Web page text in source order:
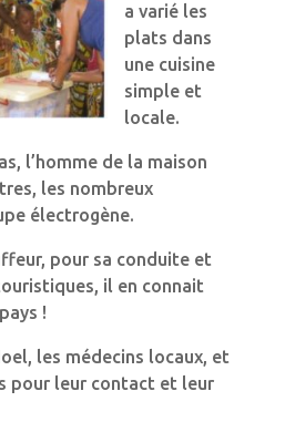
a varié les
plats dans
une cuisine
simple et
locale.
l’homme de la maison
les nombreux
électrogène.
pour sa conduite et
il en connait
!
les médecins locaux, et
pour leur contact et leur